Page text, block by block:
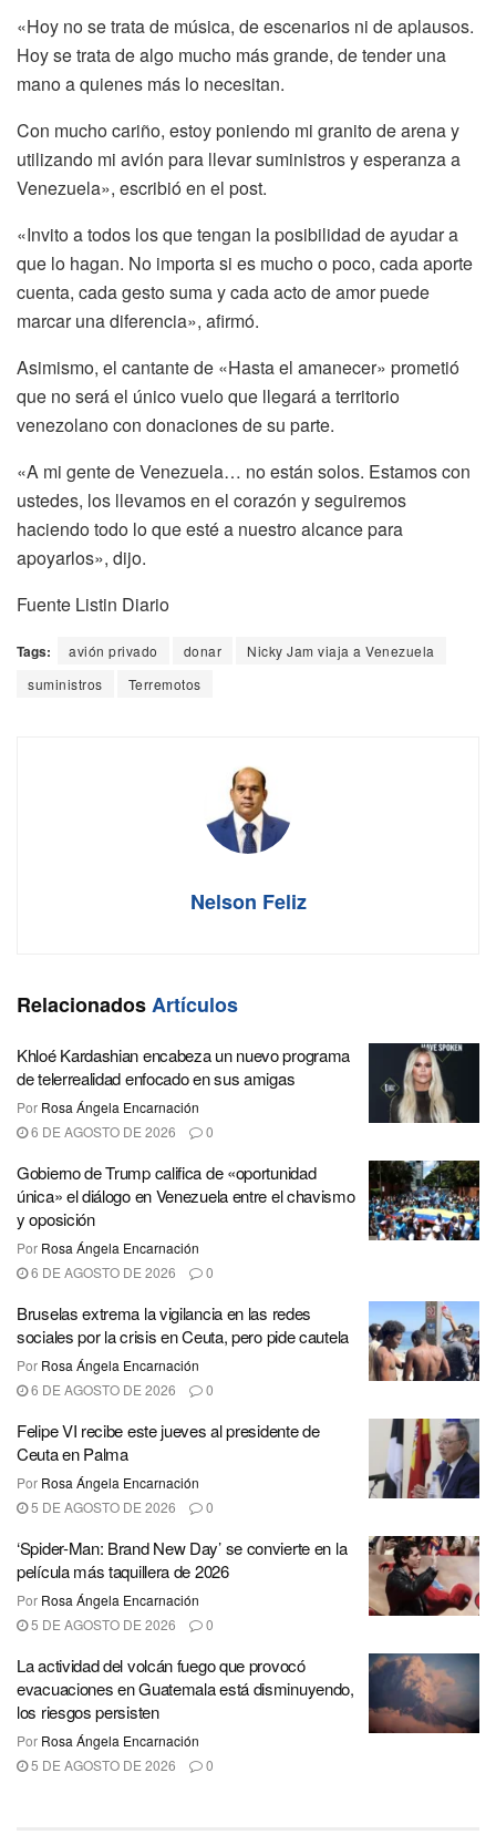
«Hoy no se trata de música, de escenarios ni de aplausos.
Hoy se trata de algo mucho más grande, de tender una
mano a quienes más lo necesitan.
Con mucho cariño, estoy poniendo mi granito de arena y
utilizando mi avión para llevar suministros y esperanza a
Venezuela», escribió en el post.
«Invito a todos los que tengan la posibilidad de ayudar a
que lo hagan. No importa si es mucho o poco, cada aporte
cuenta, cada gesto suma y cada acto de amor puede
marcar una diferencia», afirmó.
Asimismo, el cantante de «Hasta el amanecer» prometió
que no será el único vuelo que llegará a territorio
venezolano con donaciones de su parte.
«A mi gente de Venezuela… no están solos. Estamos con
ustedes, los llevamos en el corazón y seguiremos
haciendo todo lo que esté a nuestro alcance para
apoyarlos», dijo.
Fuente Listin Diario
Tags: avión privado donar
Nicky Jam viaja a Venezuela
suministros
Terremotos
Nelson Feliz
RelacionadosArtículos
Khloé Kardashian encabeza un nuevo programa
de telerrealidad enfocado en sus amigas
Por Rosa Ángela Encarnación
6 DE AGOSTO DE 2026
0
Gobierno de Trump califica de «oportunidad
única» el diálogo en Venezuela entre el chavismo
y oposición
Por Rosa Ángela Encarnación
6 DE AGOSTO DE 2026
0
Bruselas extrema la vigilancia en las redes
sociales por la crisis en Ceuta, pero pide cautela
Por Rosa Ángela Encarnación
6 DE AGOSTO DE 2026
0
Felipe VI recibe este jueves al presidente de
Ceuta en Palma
Por Rosa Ángela Encarnación
5 DE AGOSTO DE 2026
0
‘Spider-Man: Brand New Day’ se convierte en la
película más taquillera de 2026
Por Rosa Ángela Encarnación
5 DE AGOSTO DE 2026
0
La actividad del volcán fuego que provocó
evacuaciones en Guatemala está disminuyendo,
los riesgos persisten
Por Rosa Ángela Encarnación
5 DE AGOSTO DE 2026
0